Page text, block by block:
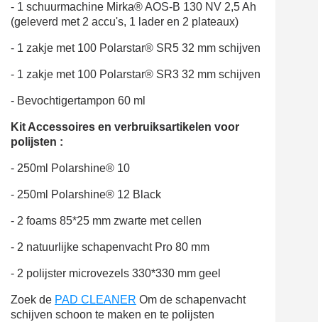
- 1 schuurmachine Mirka® AOS-B 130 NV 2,5 Ah
(geleverd met 2 accu's, 1 lader en 2 plateaux)
- 1 zakje met 100 Polarstar® SR5 32 mm schijven
- 1 zakje met 100 Polarstar® SR3 32 mm schijven
- Bevochtigertampon 60 ml
Kit Accessoires en verbruiksartikelen voor
polijsten :
- 250ml Polarshine® 10
- 250ml Polarshine® 12 Black
- 2 foams 85*25 mm zwarte met cellen
- 2 natuurlijke schapenvacht Pro 80 mm
- 2 polijster microvezels 330*330 mm geel
Zoek de PAD CLEANER Om de schapenvacht
schijven schoon te maken en te polijsten